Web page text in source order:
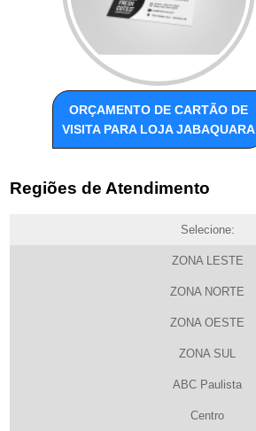
ORÇAMENTO DE CARTÃO DE
VISITA PARA LOJA JABAQUARA
Regiões de Atendimento
Selecione:
ZONA LESTE
ZONA NORTE
ZONA OESTE
ZONA SUL
ABC Paulista
Centro